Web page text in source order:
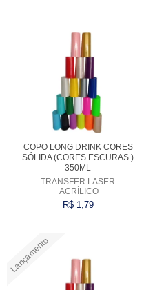
COPO LONG DRINK CORES
SÓLIDA (CORES ESCURAS )
350ML
TRANSFER LASER
ACRÍLICO
R$ 1,79
Lançamento